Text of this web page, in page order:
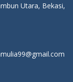
Utara, Bekasi,